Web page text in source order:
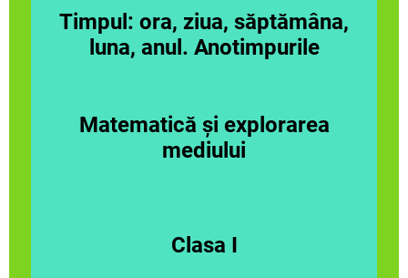
Timpul: ora, ziua, săptămâna,
luna, anul. Anotimpurile
Matematică și explorarea
mediului
Clasa I